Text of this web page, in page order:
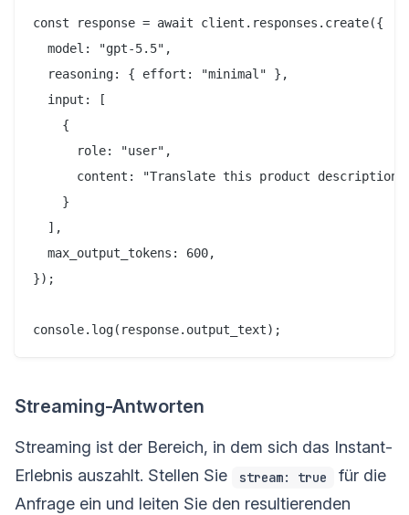
const response = await client.responses.create({
  model: "gpt-5.5",
  reasoning: { effort: "minimal" },
  input: [
    {
      role: "user",
content: "Translate this product description
    }
  ],
  max_output_tokens: 600,
});
Streaming-Antworten
Streaming ist der Bereich, in dem sich das Instant-
Erlebnis auszahlt. Stellen Sie
stream: true
für die
Anfrage ein und leiten Sie den resultierenden